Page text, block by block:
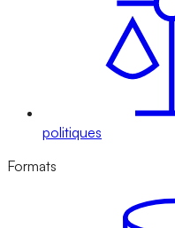
politiques
Formats